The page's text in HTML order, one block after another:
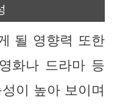
될 영향력 또한
화나 드라마 등
이 높아 보이며